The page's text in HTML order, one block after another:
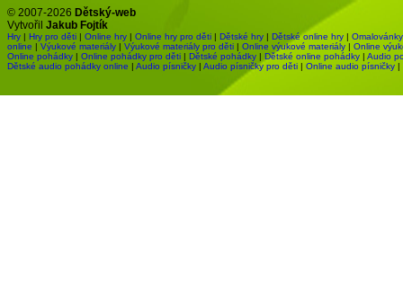
© 2007-2026 Dětský-web
Vytvořil Jakub Fojtík
Hry | Hry pro děti | Online hry | Online hry pro děti | Dětské hry | Dětské online hry | Omalovánky
online | Výukové materiály | Výukové materiály pro děti | Online výukové materiály | Online
Online pohádky | Online pohádky pro děti | Dětské pohádky | Dětské online pohádky | Audio
Dětské audio pohádky online | Audio písničky | Audio písničky pro děti | Online audio písničky |